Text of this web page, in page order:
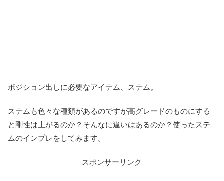
ポジション出しに必要なアイテム、ステム。
ステムも色々な種類があるのですが高グレードのものにする
と剛性は上がるのか？そんなに違いはあるのか？使ったステ
ムのインプレをしてみます。
スポンサーリンク